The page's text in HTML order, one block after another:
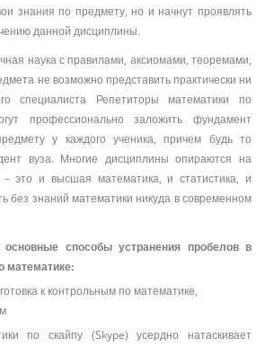
знания по предмету, но и начнут проявлять
данной дисциплины.
наука с правилами, аксиомами, теоремами,
не возможно представить практически ни
специалиста Репетиторы математики по
профессионально заложить фундамент
у каждого ученика, причем будь то
вуза. Многие дисциплины опираются на
– это и высшая математика, и статистика, и
без знаний математики никуда в современном
способы устранения пробелов в
математике:
к контрольным по математике,
по скайпу (Skype) усердно натаскивает